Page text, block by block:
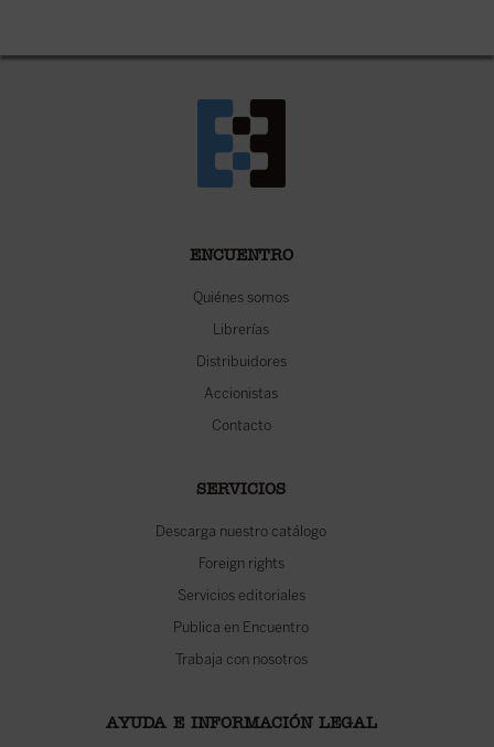
ENCUENTRO
Quiénes somos
Librerías
Distribuidores
Accionistas
Contacto
SERVICIOS
Descarga nuestro catálogo
Foreign rights
Servicios editoriales
Publica en Encuentro
Trabaja con nosotros
AYUDA E INFORMACIÓN LEGAL